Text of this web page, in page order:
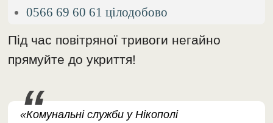
0566 69 60 61 цілодобово
Під час повітряної тривоги негайно
прямуйте до укриття!
«Комунальні служби у Нікополі